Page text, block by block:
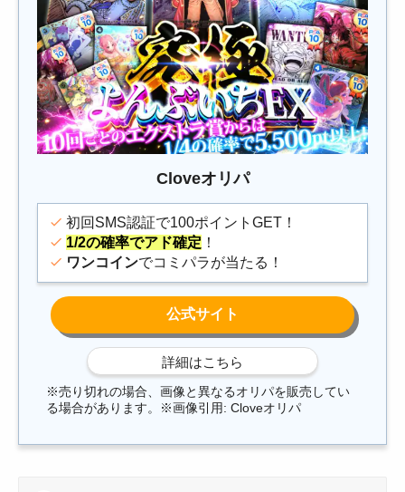
Cloveオリパ
初回SMS認証で100ポイントGET！
1/2の確率でアド確定 ！
ワンコインでコミパラが当たる！
※売り切れの場合、画像と異なるオリパを販売してい
る場合があります。※画像引用: Cloveオリパ